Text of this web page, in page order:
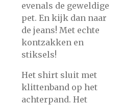
evenals de geweldige
pet. En kijk dan naar
de jeans! Met echte
kontzakken en
stiksels!
Het shirt sluit met
klittenband op het
achterpand. Het